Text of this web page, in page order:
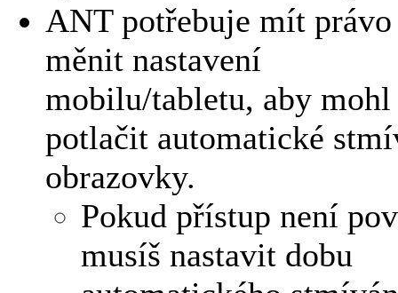
ANT potřebuje mít právo
měnit nastavení
mobilu/tabletu, aby mohl
potlačit automatické
obrazovky.
Pokud přístup není
musíš nastavit dobu